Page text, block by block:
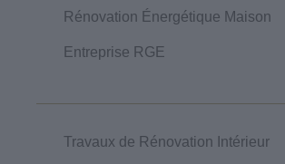
Rénovation Énergétique Maison
Entreprise RGE
Travaux de Rénovation Intérieur